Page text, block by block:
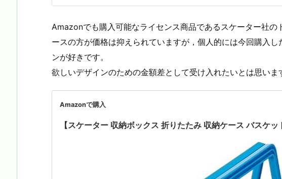
Amazonでも購入可能なライセンス商品であるスケーター社の
ースの方が価格は抑えられていますが，個人的には今回購入
ンが好きです。
欲しいデザインのための金額差として受け入れたいとは思いま
Amazonで購入
【スケーター 収納ボックス 折りたたみ 収納ケース バスケッ